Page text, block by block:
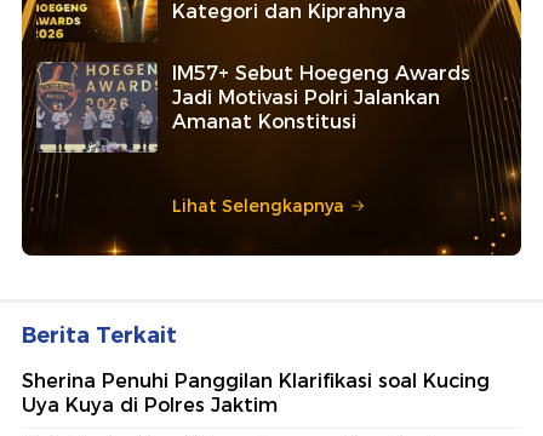
Kategori dan Kiprahnya
IM57+ Sebut Hoegeng Awards
Jadi Motivasi Polri Jalankan
Amanat Konstitusi
Lihat Selengkapnya
Berita Terkait
Sherina Penuhi Panggilan Klarifikasi soal Kucing
Uya Kuya di Polres Jaktim